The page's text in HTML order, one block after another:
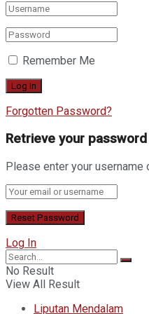
Remember Me
Forgotten Password?
Retrieve your password
Please enter your
Log In
No Result
View All Result
Liputan Mendalam